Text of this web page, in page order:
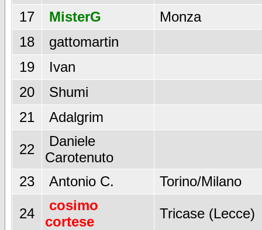
17
MisterG
Monza
18
gattomartin
19
Ivan
20
Shumi
21
Adalgrim
22
Daniele
Carotenuto
23
Antonio C. Torino/Milano
24
cosimo
cortese
Tricase (Lecce)